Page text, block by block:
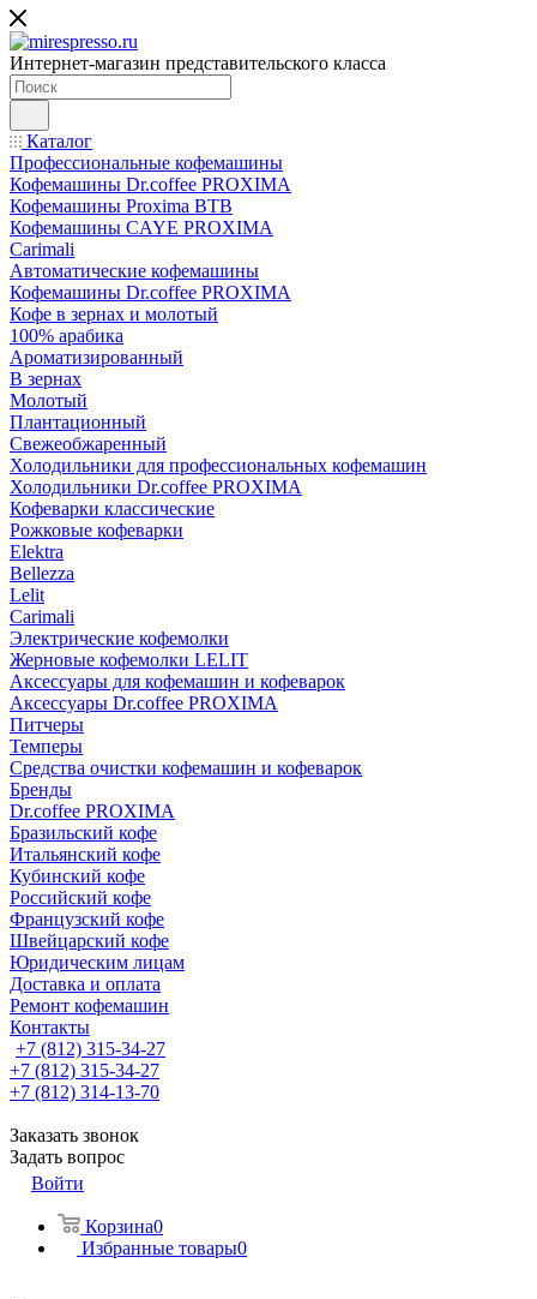
Интернет-магазин представительского класса
Каталог
Профессиональные кофемашины
Кофемашины Dr.coffee PROXIMA
Кофемашины Proxima BTB
Кофемашины CAYE PROXIMA
Carimali
Автоматические кофемашины
Кофемашины Dr.coffee PROXIMA
Кофе в зернах и молотый
100% арабика
Ароматизированный
В зернах
Молотый
Плантационный
Свежеобжаренный
Холодильники для профессиональных кофемашин
Холодильники Dr.coffee PROXIMA
Кофеварки классические
Рожковые кофеварки
Elektra
Bellezza
Lelit
Carimali
Электрические кофемолки
Жерновые кофемолки LELIT
Аксессуары для кофемашин и кофеварок
Аксессуары Dr.coffee PROXIMA
Питчеры
Темперы
Средства очистки кофемашин и кофеварок
Бренды
Dr.coffee PROXIMA
Бразильский кофе
Итальянский кофе
Кубинский кофе
Российский кофе
Французский кофе
Швейцарский кофе
Юридическим лицам
Доставка и оплата
Ремонт кофемашин
Контакты
+7 (812) 315-34-27
+7 (812) 315-34-27
+7 (812) 314-13-70
Заказать звонок
Задать вопрос
Войти
Корзина0
Избранные товары0